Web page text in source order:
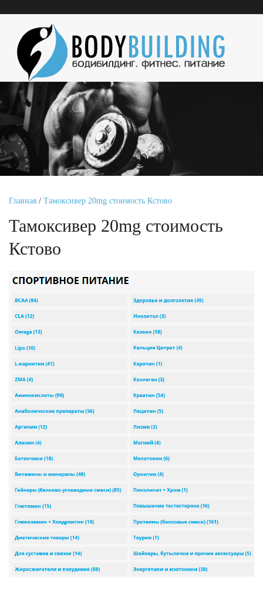
Главная / Тамоксивер 20mg стоимость Кстово
Тамоксивер 20mg стоимость
Кстово